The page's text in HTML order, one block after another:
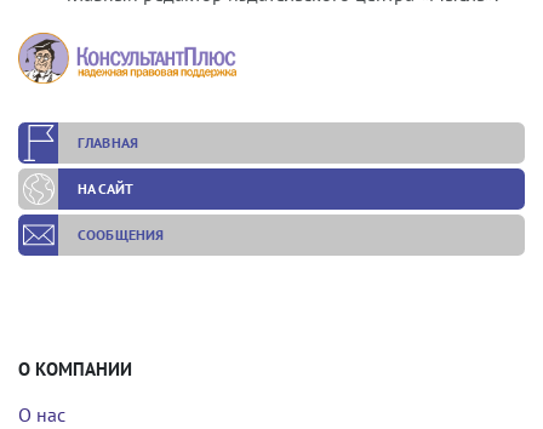
ГЛАВНАЯ
НА САЙТ
СООБЩЕНИЯ
О КОМПАНИИ
О нас